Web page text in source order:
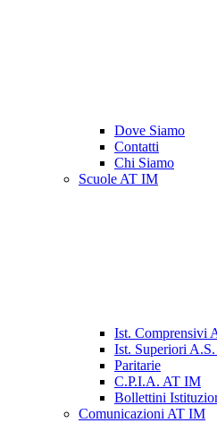
Dove Siamo
Contatti
Chi Siamo
Scuole AT IM
Ist. Comprensivi
Ist. Superiori
Paritarie
C.P.I.A. AT IM
Bollettini
Comunicazioni AT IM